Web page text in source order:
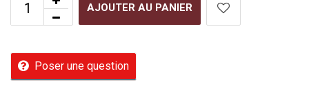
AJOUTER AU PANIER
Poser une question